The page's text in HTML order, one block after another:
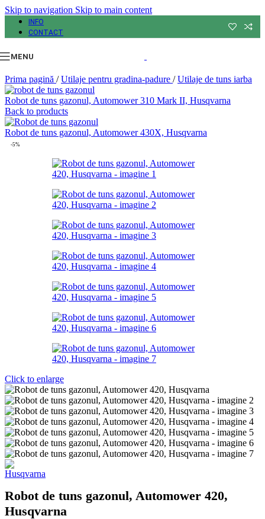
Skip to navigation Skip to main content
INFO
CONTACT
MENU
Prima pagină / Utilaje pentru gradina-padure / Utilaje de tuns iarba
Robot de tuns gazonul, Automower 310 Mark II, Husqvarna
Back to products
Robot de tuns gazonul, Automower 430X, Husqvarna
-5%
Click to enlarge
Robot de tuns gazonul, Automower 420,
Husqvarna